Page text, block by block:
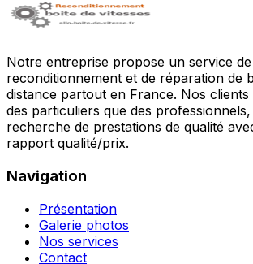
Notre entreprise propose un service de
reconditionnement et de réparation de
distance partout en France. Nos clients
des particuliers que des
recherche de prestations de qualité
rapport qualité/prix.
Navigation
Présentation
Galerie photos
Nos services
Contact